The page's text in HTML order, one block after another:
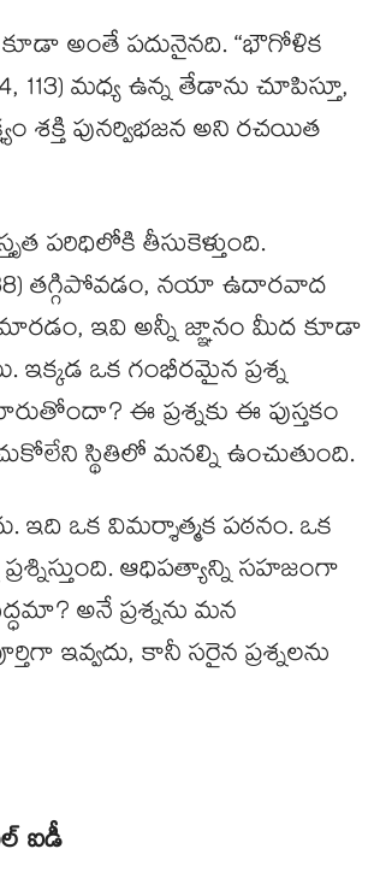
అంతే పదునైనది. “భౌగోళిక
మధ్య ఉన్న తేడాను చూపిస్తూ,
శక్తి పునర్విభజన అని రచయిత
పరిధిలోకి తీసుకెళ్తుంది.
తగ్గిపోవడం, నయా ఉదారవాద
ఇవి అన్నీ జ్ఞానం మీద కూడా
ఒక గంభీరమైన ప్రశ్న
ఈ ప్రశ్నకు ఈ పుస్తకం
స్థితిలో మనల్ని ఉంచుతుంది.
ఇది ఒక విమర్శాత్మక పఠనం. ఒక
ఆధిపత్యాన్ని సహజంగా
అనే ప్రశ్నను మన
ఇవ్వదు, కానీ సరైన ప్రశ్నలను
ఐడీ